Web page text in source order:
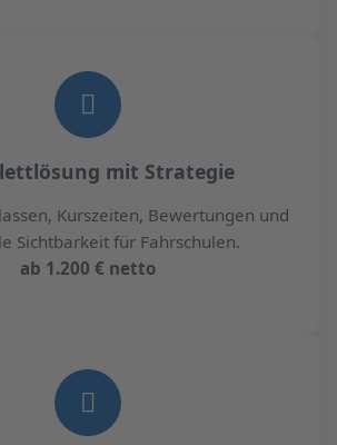
mit Strategie
Kurszeiten, Bewertungen und
Sichtbarkeit für Fahrschulen.
ab 1.200 € netto